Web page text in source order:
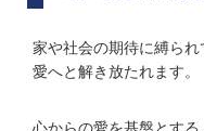
家や社会の期待に縛ら
愛へと解き放たれます。
心からの愛を基盤とす